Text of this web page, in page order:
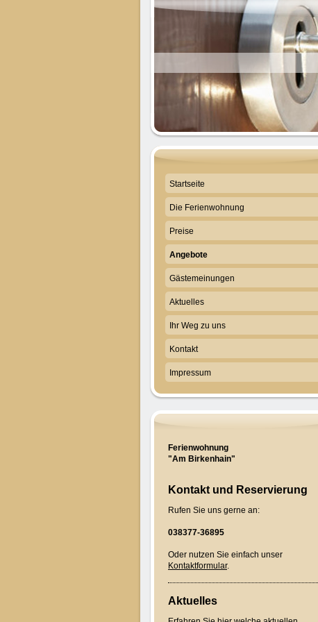
Startseite
Die Ferienwohnung
Preise
Angebote
Gästemeinungen
Aktuelles
Ihr Weg zu uns
Kontakt
Impressum
Ferienwohnung
"Am Birkenhain"
Kontakt und Reservierung
Rufen Sie uns gerne an:
038377-36895
Oder nutzen Sie einfach unser
Kontaktformular.
Aktuelles